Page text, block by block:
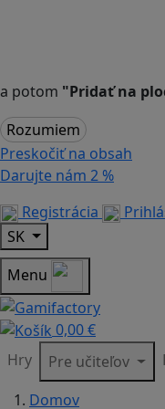
a potom "Pridať na
Rozumiem
Preskočiť na obsah
Darujte nám 2 %
Registrácia
SK
Menu
0,00 €
Hry
Pre učiteľov
Domov